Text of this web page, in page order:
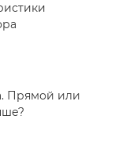
Прямой или